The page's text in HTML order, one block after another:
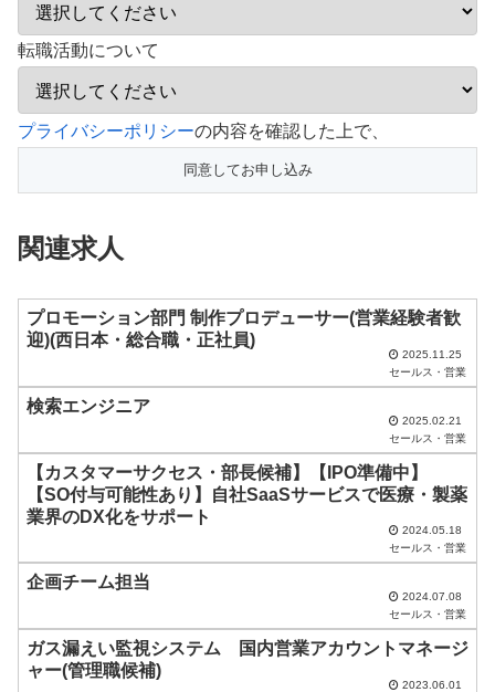
転職活動について
こ
フ
ー
ド
は
の
て
く
だ
さ
プライバシーポリシーの内容を確認した上で、
関連求人
プロモーション部門 制作プロデューサー(営業経験者歓
迎)(西日本・総合職・正社員)
2025.11.25
セールス・営業
検索エンジニア
2025.02.21
セールス・営業
【カスタマーサクセス・部長候補】【IPO準備中】
【SO付与可能性あり】自社SaaSサービスで医療・製薬
業界のDX化をサポート
2024.05.18
セールス・営業
企画チーム担当
2024.07.08
セールス・営業
ガス漏えい監視システム 国内営業アカウントマネージ
ャー(管理職候補)
2023.06.01